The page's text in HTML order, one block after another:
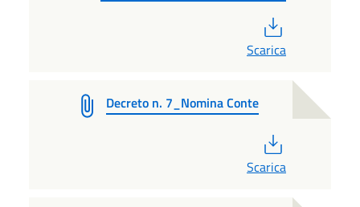
Scarica
Decreto n. 7_Nomina Conte
Scarica